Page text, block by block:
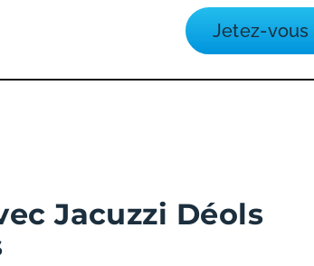
Jetez-vous
Jacuzzi Déols